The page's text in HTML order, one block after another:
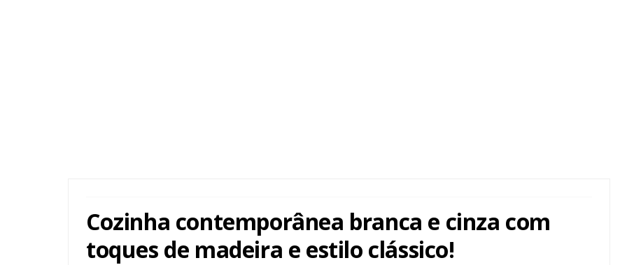
Cozinha contemporânea branca e cinza com
toques de madeira e estilo clássico!